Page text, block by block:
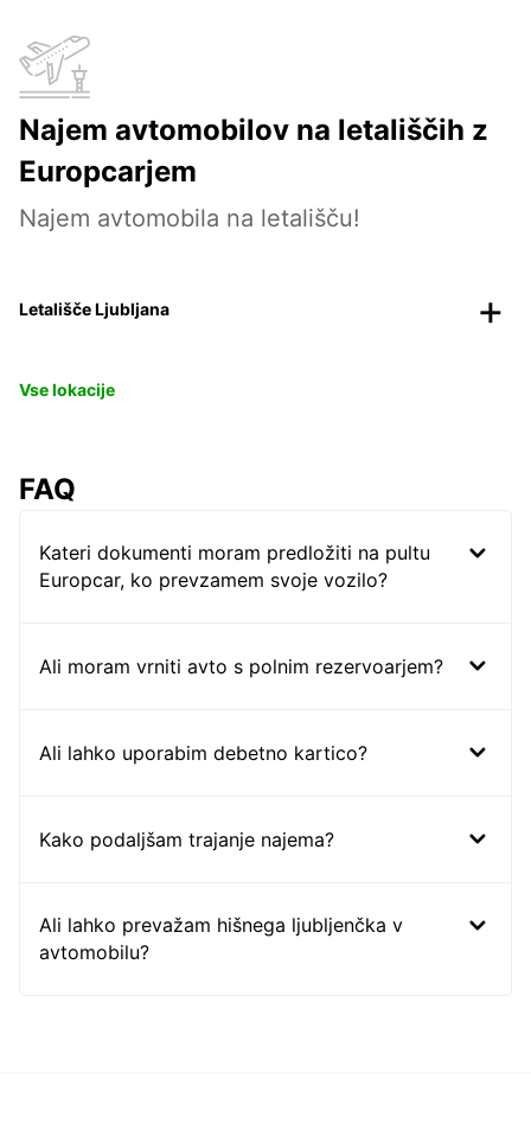
Najem avtomobilov na letališčih z
Europcarjem
Najem avtomobila na letališču!
Letališče Ljubljana
Vse lokacije
FAQ
Kateri dokumenti moram predložiti na pultu
Europcar, ko prevzamem svoje vozilo?
Ali moram vrniti avto s polnim rezervoarjem?
Ali lahko uporabim debetno kartico?
Kako podaljšam trajanje najema?
Ali lahko prevažam hišnega ljubljenčka v
avtomobilu?